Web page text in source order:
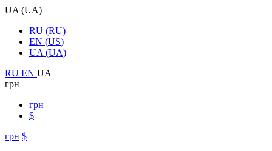
UA (UA)
RU (RU)
EN (US)
UA (UA)
RU EN UA
грн
грн
$
грн $